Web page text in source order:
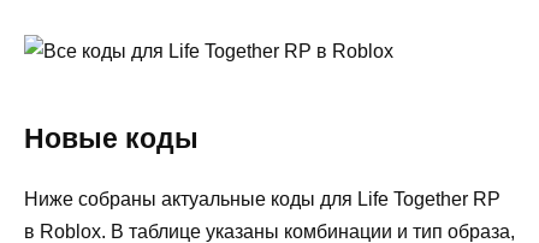
Новые коды
Ниже собраны актуальные коды для Life Together RP
в Roblox. В таблице указаны комбинации и тип образа,